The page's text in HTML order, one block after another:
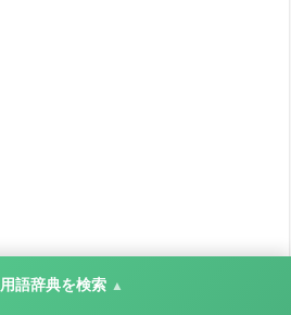
用語辞典を検索 ▲